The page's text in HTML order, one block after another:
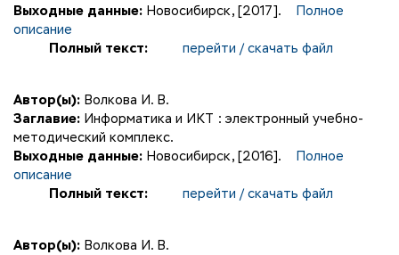
Выходные данные: Новосибирск, [2017].
Полное
описание
Полный текст:
перейти / скачать файл
Автор(ы): Волкова И. В.
Заглавие: Информатика и ИКТ : электронный учебно-
методический комплекс.
Выходные данные: Новосибирск, [2016].
Полное
описание
Полный текст:
перейти / скачать файл
Автор(ы): Волкова И. В.